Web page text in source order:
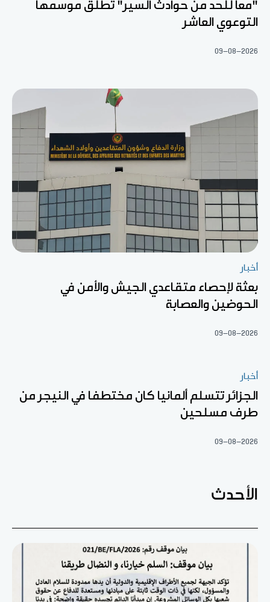
"معا للحد من حوادث السير" تطلق موسمها
التوعوي العاشر
09-08-2026
أخبار
بعثة لإحصاء متقاعدي الجيش والأمن في
الحوضين والعصابة
09-08-2026
أخبار
الجزائر تتسلم ألمانيا كان مختطفا في النيجر من
طرف مسلحين
09-08-2026
الأحدث